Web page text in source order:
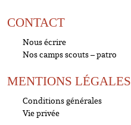
CONTACT
Nous écrire
Nos camps scouts – patro
MENTIONS LÉGALES
Conditions générales
Vie privée